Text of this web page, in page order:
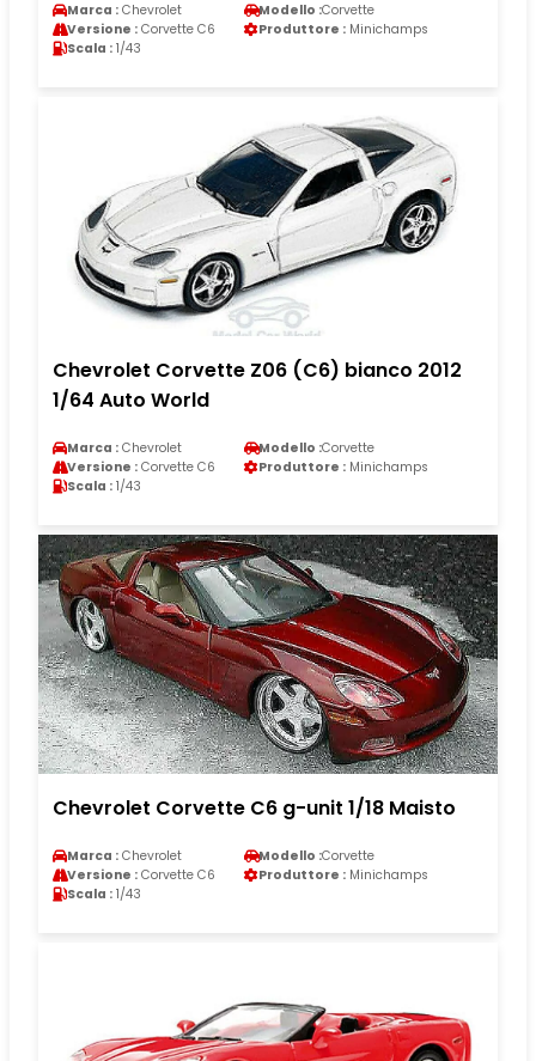
Marca : Chevrolet Modello :Corvette
Versione : Corvette C6 Produttore : Minichamps
Scala : 1/43
Chevrolet Corvette Z06 (C6) bianco 2012
1/64 Auto World
Marca : Chevrolet Modello :Corvette
Versione : Corvette C6 Produttore : Minichamps
Scala : 1/43
Chevrolet Corvette C6 g-unit 1/18 Maisto
Marca : Chevrolet Modello :Corvette
Versione : Corvette C6 Produttore : Minichamps
Scala : 1/43